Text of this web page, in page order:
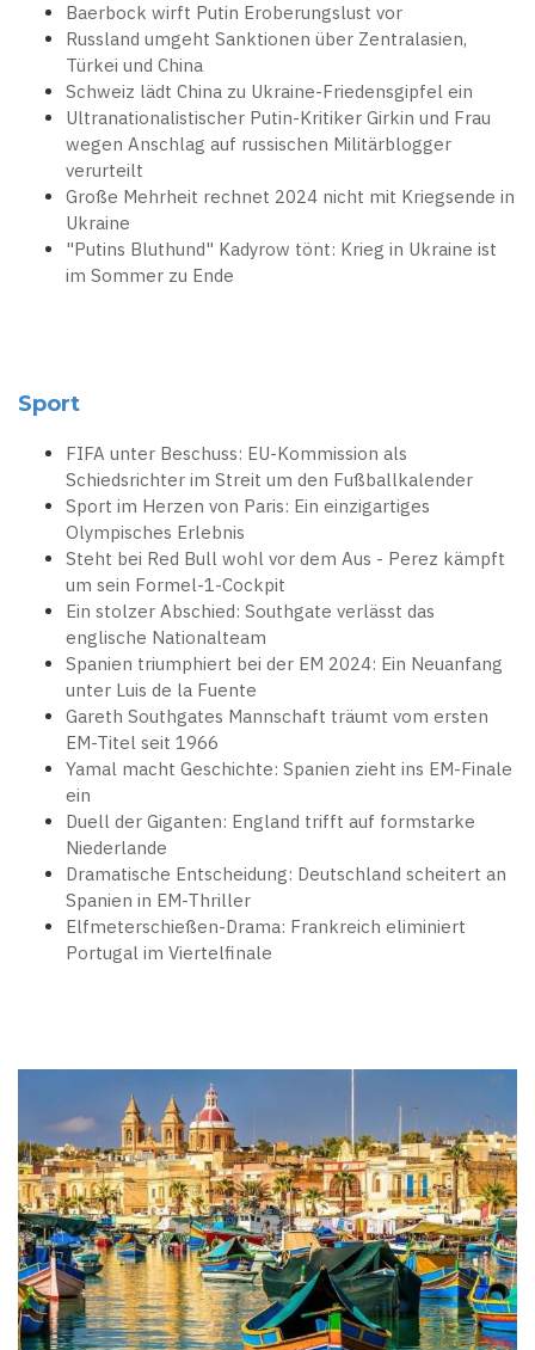
Baerbock wirft Putin Eroberungslust vor
Russland umgeht Sanktionen über Zentralasien,
Türkei und China
Schweiz lädt China zu Ukraine-Friedensgipfel ein
Ultranationalistischer Putin-Kritiker Girkin und Frau
wegen Anschlag auf russischen Militärblogger
verurteilt
Große Mehrheit rechnet 2024 nicht mit Kriegsende in
Ukraine
"Putins Bluthund" Kadyrow tönt: Krieg in Ukraine ist
im Sommer zu Ende
Sport
FIFA unter Beschuss: EU-Kommission als
Schiedsrichter im Streit um den Fußballkalender
Sport im Herzen von Paris: Ein einzigartiges
Olympisches Erlebnis
Steht bei Red Bull wohl vor dem Aus - Perez kämpft
um sein Formel-1-Cockpit
Ein stolzer Abschied: Southgate verlässt das
englische Nationalteam
Spanien triumphiert bei der EM 2024: Ein Neuanfang
unter Luis de la Fuente
Gareth Southgates Mannschaft träumt vom ersten
EM-Titel seit 1966
Yamal macht Geschichte: Spanien zieht ins EM-Finale
ein
Duell der Giganten: England trifft auf formstarke
Niederlande
Dramatische Entscheidung: Deutschland scheitert an
Spanien in EM-Thriller
Elfmeterschießen-Drama: Frankreich eliminiert
Portugal im Viertelfinale